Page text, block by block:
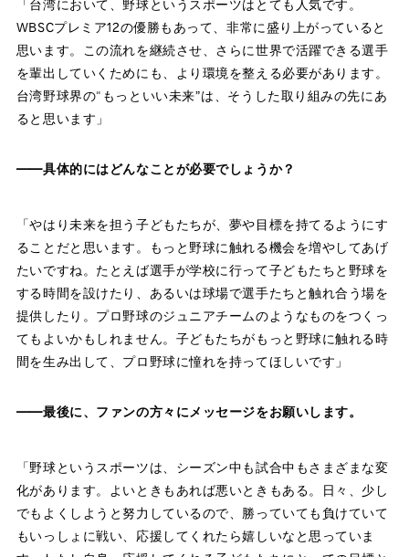
「台湾において、野球というスポーツはとても人気です。
WBSCプレミア12の優勝もあって、非常に盛り上がっていると
思います。この流れを継続させ、さらに世界で活躍できる選手
を輩出していくためにも、より環境を整える必要があります。
台湾野球界の“もっといい未来”は、そうした取り組みの先にあ
ると思います」
——具体的にはどんなことが必要でしょうか？
「やはり未来を担う子どもたちが、夢や目標を持てるようにす
ることだと思います。もっと野球に触れる機会を増やしてあげ
たいですね。たとえば選手が学校に行って子どもたちと野球を
する時間を設けたり、あるいは球場で選手たちと触れ合う場を
提供したり。プロ野球のジュニアチームのようなものをつくっ
てもよいかもしれません。子どもたちがもっと野球に触れる時
間を生み出して、プロ野球に憧れを持ってほしいです」
——最後に、ファンの方々にメッセージをお願いします。
「野球というスポーツは、シーズン中も試合中もさまざまな変
化があります。よいときもあれば悪いときもある。日々、少し
でもよくしようと努力しているので、勝っていても負けていて
もいっしょに戦い、応援してくれたら嬉しいなと思っていま